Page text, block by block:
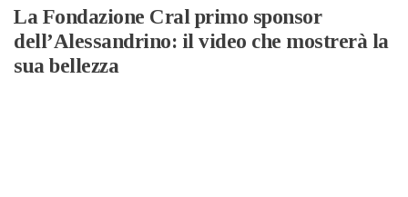
La Fondazione Cral primo sponsor
dell’Alessandrino: il video che mostrerà la
sua bellezza